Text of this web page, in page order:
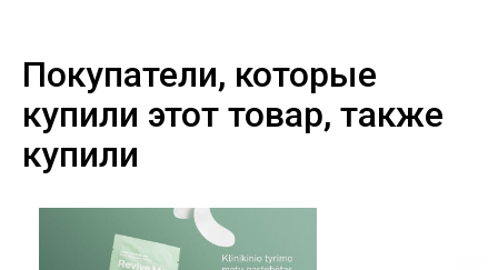
Покупатели, которые
купили этот товар, также
купили